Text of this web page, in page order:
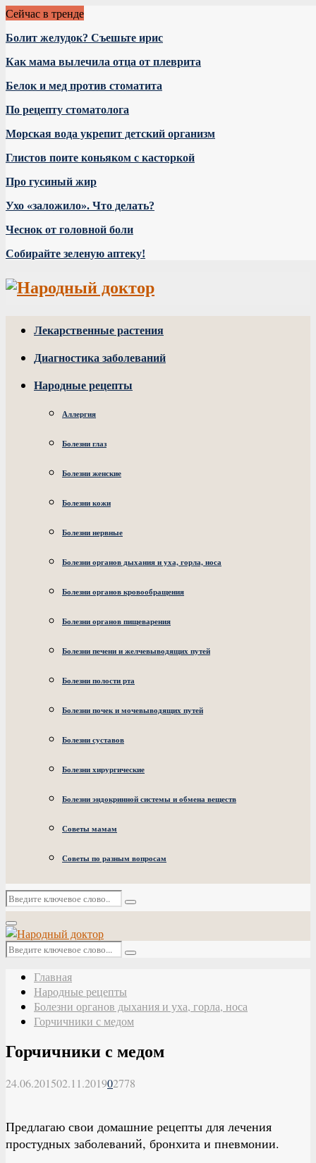
Сейчас в тренде
Болит желудок? Съешьте ирис
Как мама вылечила отца от плеврита
Белок и мед против стоматита
По рецепту стоматолога
Морская вода укрепит детский организм
Глистов поите коньяком с касторкой
Про гусиный жир
Ухо «заложило». Что делать?
Чеснок от головной боли
Собирайте зеленую аптеку!
Лекарственные растения
Диагностика заболеваний
Народные рецепты
Аллергия
Болезни глаз
Болезни женские
Болезни кожи
Болезни нервные
Болезни органов дыхания и уха, горла, носа
Болезни органов кровообращения
Болезни органов пищеварения
Болезни печени и желчевыводящих путей
Болезни полости рта
Болезни почек и мочевыводящих путей
Болезни суставов
Болезни хирургические
Болезни эндокринной системы и обмена веществ
Советы мамам
Советы по разным вопросам
Искать:
Поиск
Основное
меню
Искать:
Поиск
Главная
Народные рецепты
Болезни органов дыхания и уха, горла, носа
Горчичники с медом
Горчичники с медом
24.06.201502.11.201902778
Предлагаю свои домашние рецепты для лечения
простудных заболеваний, бронхита и пневмонии.